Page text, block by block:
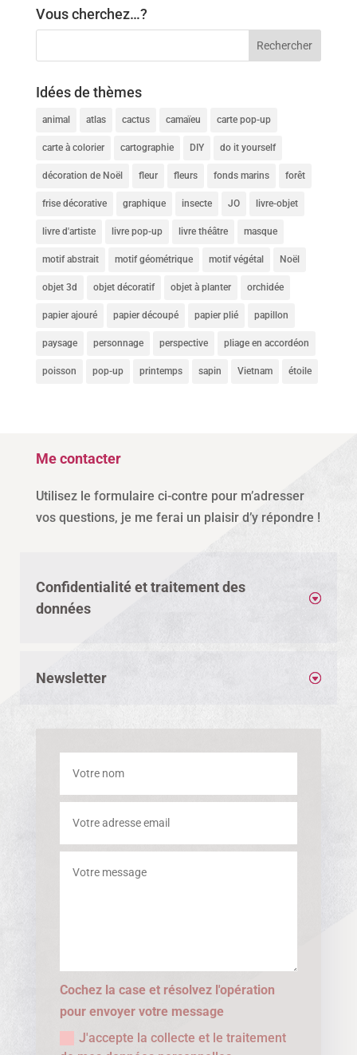
Vous cherchez…?
Idées de thèmes
animal atlas cactus camaïeu carte pop-up
carte à colorier cartographie DIY do it yourself
décoration de Noël fleur fleurs fonds marins forêt
frise décorative graphique insecte JO livre-objet
livre d'artiste livre pop-up livre théâtre masque
motif abstrait motif géométrique motif végétal Noël
objet 3d objet décoratif objet à planter orchidée
papier ajouré papier découpé papier plié papillon
paysage personnage perspective pliage en accordéon
poisson pop-up printemps sapin Vietnam étoile
Me contacter
Utilisez le formulaire ci-contre pour m’adresser
vos questions, je me ferai un plaisir d’y répondre !
Confidentialité et traitement des
données
Newsletter
Cochez la case et résolvez l'opération
pour envoyer votre message
J'accepte la collecte et le traitement